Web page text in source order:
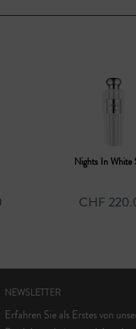
Nights In White
CHF
NEWSLETTER
Erfahren Sie als Erstes von